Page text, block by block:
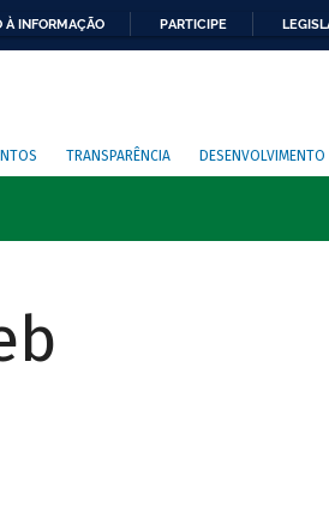
À INFORMAÇÃO PARTICIPE
TRANSPARÊNCIA DESENVOLVIMENTO